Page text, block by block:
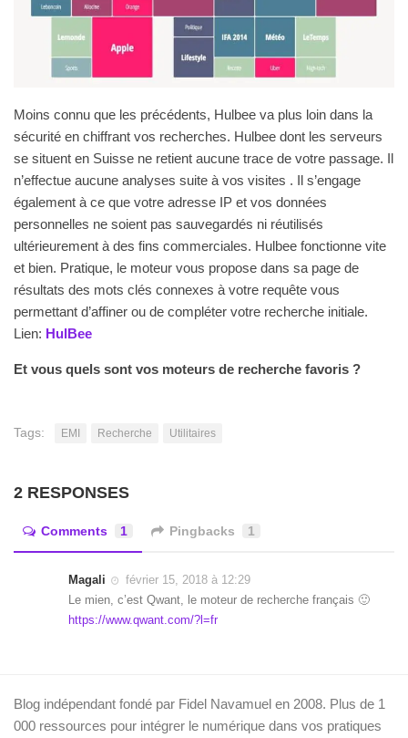
Moins connu que les précédents, Hulbee va plus loin dans la
sécurité en chiffrant vos recherches. Hulbee dont les serveurs
se situent en Suisse ne retient aucune trace de votre passage. Il
n’effectue aucune analyses suite à vos visites . Il s’engage
également à ce que votre adresse IP et vos données
personnelles ne soient pas sauvegardés ni réutilisés
ultérieurement à des fins commerciales. Hulbee fonctionne vite
et bien. Pratique, le moteur vous propose dans sa page de
résultats des mots clés connexes à votre requête vous
permettant d’affiner ou de compléter votre recherche initiale.
Lien: HulBee
Et vous quels sont vos moteurs de recherche favoris ?
Tags: EMI Recherche Utilitaires
2 RESPONSES
Comments 1 Pingbacks 1
Magali
février 15, 2018 à 12:29
Le mien, c’est Qwant, le moteur de recherche français 🙂
https://www.qwant.com/?l=fr
Blog indépendant fondé par Fidel Navamuel en 2008. Plus de 1
000 ressources pour intégrer le numérique dans vos pratiques